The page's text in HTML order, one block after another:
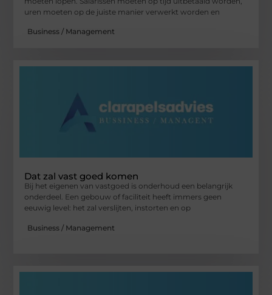
uren moeten op de juiste manier verwerkt worden en
Business / Management
Dat zal vast goed komen
Bij het eigenen van vastgoed is onderhoud een belangrijk
onderdeel. Een gebouw of faciliteit heeft immers geen
eeuwig level: het zal verslijten, instorten en op
Business / Management